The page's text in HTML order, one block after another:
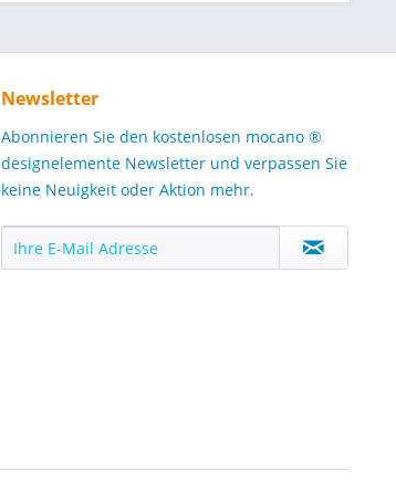
Newsletter
Abonnieren Sie den kostenlosen mocano ®
designelemente Newsletter und verpassen Sie
keine Neuigkeit oder Aktion mehr.